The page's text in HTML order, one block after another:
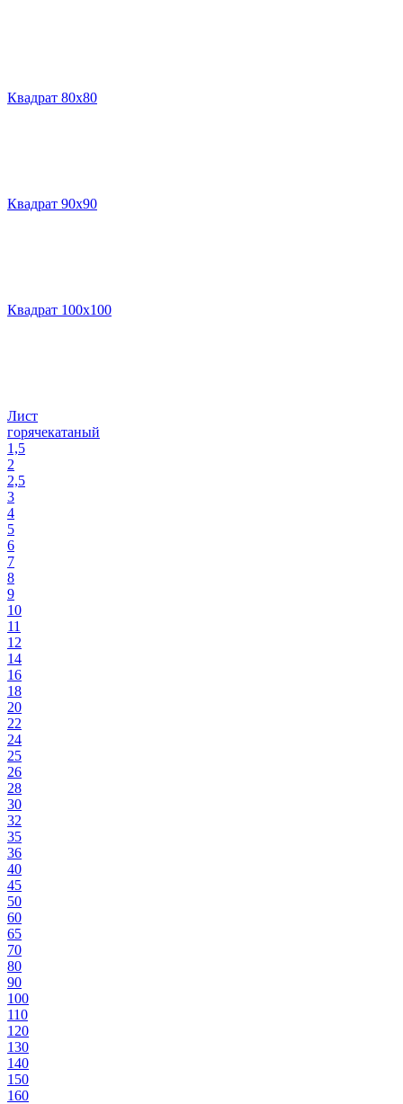
Квадрат 80х80
Квадрат 90х90
Квадрат 100х100
Лист
горячекатаный
1,5
2
2,5
3
4
5
6
7
8
9
10
11
12
14
16
18
20
22
24
25
26
28
30
32
35
36
40
45
50
60
65
70
80
90
100
110
120
130
140
150
160